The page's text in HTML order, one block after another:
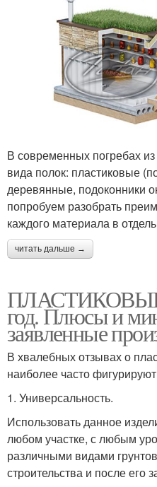
В современных погребах из
вида полок: пластиковые
деревянные, подоконники
попробуем разобрать
каждого материала в
читать дальше →
ПЛАСТИКОВЫЙ
год. Плюсы и
заявленные
В хвалебных отзывах о
наиболее часто фигурируют
1. Универсальность.
Использовать данное
любом участке, с любым
различными видами
строительства и после его